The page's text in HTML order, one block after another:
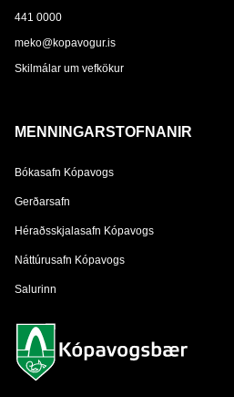
441 0000
meko@kopavogur.is
Skilmálar um vefkökur
MENNINGARSTOFNANIR
Bókasafn Kópavogs
Gerðarsafn
Héraðsskjalasafn Kópavogs
Náttúrusafn Kópavogs
Salurinn